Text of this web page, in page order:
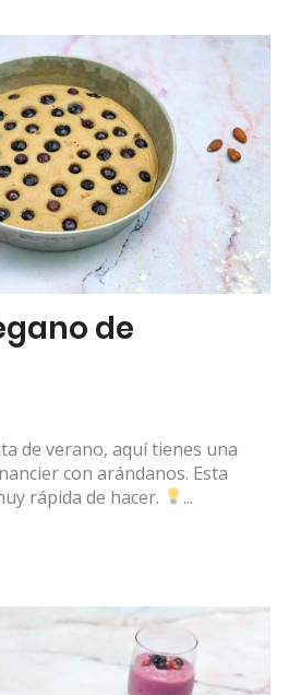
de
de verano, aquí tienes una
con arándanos. Esta
rápida de hacer.
...